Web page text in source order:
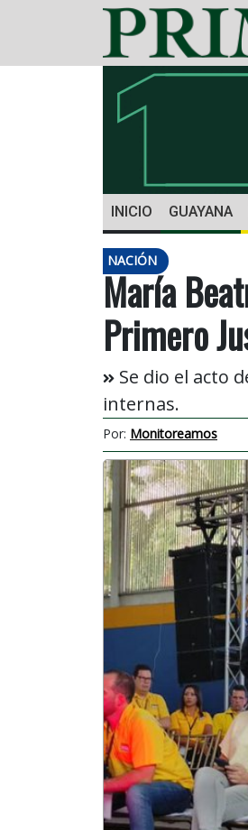
INICIO GUAYANA
NACIÓN
María
Primero
Se dio el acto
internas.
Por: Monitoreamos